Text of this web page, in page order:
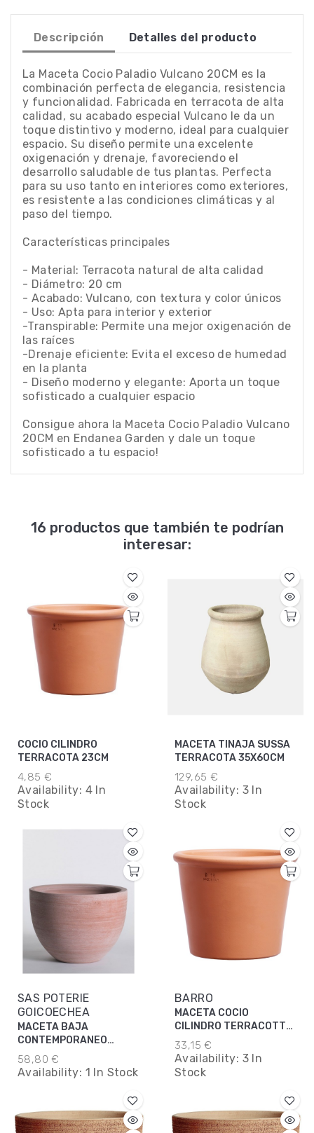
Descripción Detalles del producto
La Maceta Cocio Paladio Vulcano 20CM es la
combinación perfecta de elegancia, resistencia
y funcionalidad. Fabricada en terracota de alta
calidad, su acabado especial Vulcano le da un
toque distintivo y moderno, ideal para cualquier
espacio. Su diseño permite una excelente
oxigenación y drenaje, favoreciendo el
desarrollo saludable de tus plantas. Perfecta
para su uso tanto en interiores como exteriores,
es resistente a las condiciones climáticas y al
paso del tiempo.
Características principales
- Material: Terracota natural de alta calidad
- Diámetro: 20 cm
- Acabado: Vulcano, con textura y color únicos
- Uso: Apta para interior y exterior
-Transpirable: Permite una mejor oxigenación de
las raíces
-Drenaje eficiente: Evita el exceso de humedad
en la planta
- Diseño moderno y elegante: Aporta un toque
sofisticado a cualquier espacio
Consigue ahora la Maceta Cocio Paladio Vulcano
20CM en Endanea Garden y dale un toque
sofisticado a tu espacio!
16 productos que también te podrían
interesar:
COCIO CILINDRO
TERRACOTA 23CM
4,85 €
Availability: 4 In
Stock
MACETA TINAJA SUSSA
TERRACOTA 35X60CM
129,65 €
Availability: 3 In
Stock
SAS POTERIE
GOICOECHEA
MACETA BAJA
CONTEMPORANEO
44X32CM
58,80 €
Availability: 1 In Stock
BARRO
MACETA COCIO
CILINDRO TERRACOTTA
43CM
33,15 €
Availability: 3 In
Stock